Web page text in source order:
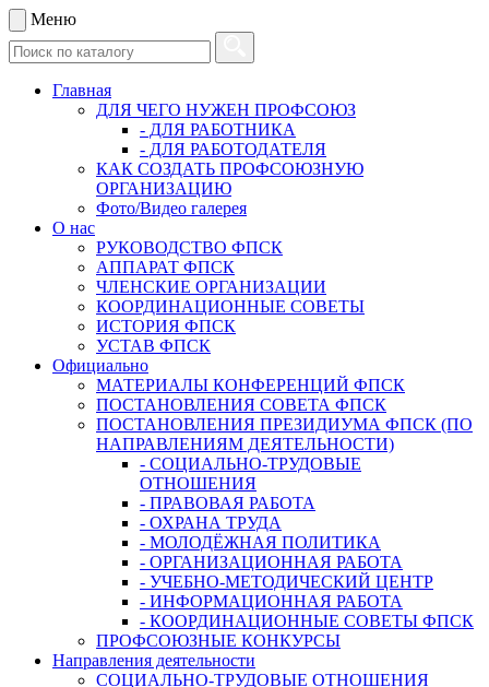
Меню
Главная
ДЛЯ ЧЕГО НУЖЕН ПРОФСОЮЗ
- ДЛЯ РАБОТНИКА
- ДЛЯ РАБОТОДАТЕЛЯ
КАК СОЗДАТЬ ПРОФСОЮЗНУЮ
ОРГАНИЗАЦИЮ
Фото/Видео галерея
О нас
РУКОВОДСТВО ФПСК
АППАРАТ ФПСК
ЧЛЕНСКИЕ ОРГАНИЗАЦИИ
КООРДИНАЦИОННЫЕ СОВЕТЫ
ИСТОРИЯ ФПСК
УСТАВ ФПСК
Официально
МАТЕРИАЛЫ КОНФЕРЕНЦИЙ ФПСК
ПОСТАНОВЛЕНИЯ СОВЕТА ФПСК
ПОСТАНОВЛЕНИЯ ПРЕЗИДИУМА ФПСК (ПО
НАПРАВЛЕНИЯМ ДЕЯТЕЛЬНОСТИ)
- СОЦИАЛЬНО-ТРУДОВЫЕ
ОТНОШЕНИЯ
- ПРАВОВАЯ РАБОТА
- ОХРАНА ТРУДА
- МОЛОДЁЖНАЯ ПОЛИТИКА
- ОРГАНИЗАЦИОННАЯ РАБОТА
- УЧЕБНО-МЕТОДИЧЕСКИЙ ЦЕНТР
- ИНФОРМАЦИОННАЯ РАБОТА
- КООРДИНАЦИОННЫЕ СОВЕТЫ ФПСК
ПРОФСОЮЗНЫЕ КОНКУРСЫ
Направления деятельности
СОЦИАЛЬНО-ТРУДОВЫЕ ОТНОШЕНИЯ